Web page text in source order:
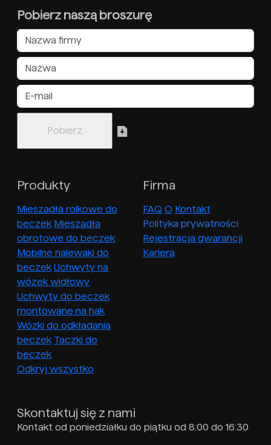
Pobierz naszą broszurę
Produkty
Mieszadła rolkowe do
beczek Mieszadła
obrotowe do beczek
Mobilne nalewaki do
beczek Uchwyty na
wózek widłowy
Uchwyty do beczek
montowane na hak
Wózki do odkładania
beczek Taczki do
beczek
Odkryj wszystko
Firma
FAQ O Kontakt
Polityka prywatności
Rejestracja gwarancji
Kariera
Skontaktuj się z nami
Kontakt od poniedziałku do piątku od 8:00 do 16:30